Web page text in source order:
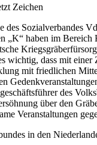
Zeichen
des Sozialverbandes
„K“ haben im
wichtig, dass mit
mit friedlichen
des
über den
Veranstaltungen
in den